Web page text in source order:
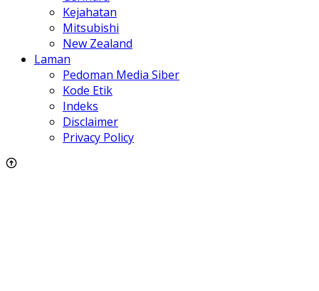
Kejahatan
Mitsubishi
New Zealand
Laman
Pedoman Media Siber
Kode Etik
Indeks
Disclaimer
Privacy Policy